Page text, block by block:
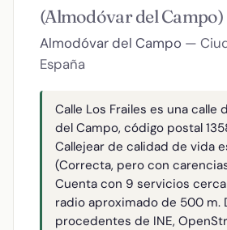
(Almodóvar del Campo)
Almodóvar del Campo —
España
Calle Los Frailes es una calle
del Campo, código postal
Callejear de calidad de vida
(Correcta, pero con
Cuenta con 9 servicios
radio aproximado de 500 m.
procedentes de INE,